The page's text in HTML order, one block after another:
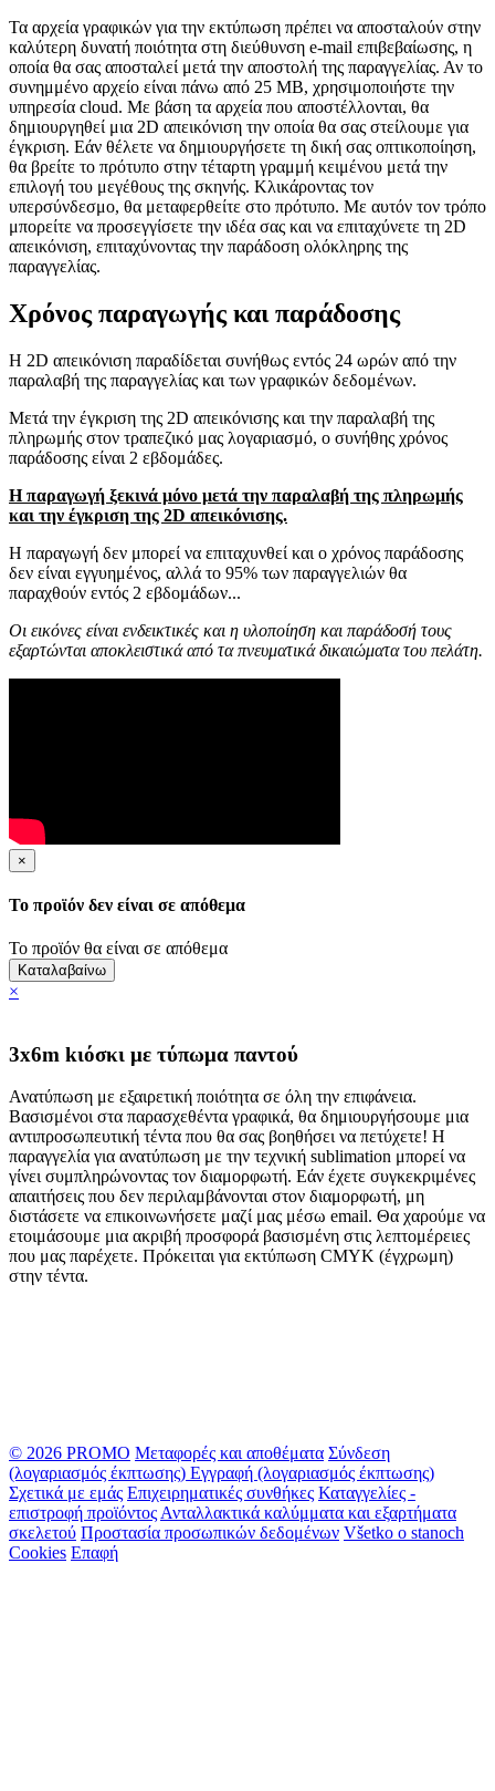
Τα αρχεία γραφικών για την εκτύπωση πρέπει να αποσταλούν στην
καλύτερη δυνατή ποιότητα στη διεύθυνση e-mail επιβεβαίωσης, η
οποία θα σας αποσταλεί μετά την αποστολή της παραγγελίας. Αν το
συνημμένο αρχείο είναι πάνω από 25 MB, χρησιμοποιήστε την
υπηρεσία cloud. Με βάση τα αρχεία που αποστέλλονται, θα
δημιουργηθεί μια 2D απεικόνιση την οποία θα σας στείλουμε για
έγκριση. Εάν θέλετε να δημιουργήσετε τη δική σας οπτικοποίηση,
θα βρείτε το πρότυπο στην τέταρτη γραμμή κειμένου μετά την
επιλογή του μεγέθους της σκηνής. Κλικάροντας τον
υπερσύνδεσμο, θα μεταφερθείτε στο πρότυπο. Με αυτόν τον τρόπο
μπορείτε να προσεγγίσετε την ιδέα σας και να επιταχύνετε τη 2D
απεικόνιση, επιταχύνοντας την παράδοση ολόκληρης της
παραγγελίας.
Χρόνος παραγωγής και παράδοσης
Η 2D απεικόνιση παραδίδεται συνήθως εντός 24 ωρών από την
παραλαβή της παραγγελίας και των γραφικών δεδομένων.
Μετά την έγκριση της 2D απεικόνισης και την παραλαβή της
πληρωμής στον τραπεζικό μας λογαριασμό, ο συνήθης χρόνος
παράδοσης είναι 2 εβδομάδες.
Η παραγωγή ξεκινά μόνο μετά την παραλαβή της πληρωμής
και την έγκριση της 2D απεικόνισης.
Η παραγωγή δεν μπορεί να επιταχυνθεί και ο χρόνος παράδοσης
δεν είναι εγγυημένος, αλλά το 95% των παραγγελιών θα
παραχθούν εντός 2 εβδομάδων...
Οι εικόνες είναι ενδεικτικές και η υλοποίηση και παράδοσή τους
εξαρτώνται αποκλειστικά από τα πνευματικά δικαιώματα του πελάτη.
×
Το προϊόν δεν είναι σε απόθεμα
Το προϊόν θα είναι σε απόθεμα
Καταλαβαίνω
×
3x6m kιόσκι με τύπωμα παντού
Ανατύπωση με εξαιρετική ποιότητα σε όλη την επιφάνεια.
Βασισμένοι στα παρασχεθέντα γραφικά, θα δημιουργήσουμε μια
αντιπροσωπευτική τέντα που θα σας βοηθήσει να πετύχετε! Η
παραγγελία για ανατύπωση με την τεχνική sublimation μπορεί να
γίνει συμπληρώνοντας τον διαμορφωτή. Εάν έχετε συγκεκριμένες
απαιτήσεις που δεν περιλαμβάνονται στον διαμορφωτή, μη
διστάσετε να επικοινωνήσετε μαζί μας μέσω email. Θα χαρούμε να
ετοιμάσουμε μια ακριβή προσφορά βασισμένη στις λεπτομέρειες
που μας παρέχετε. Πρόκειται για εκτύπωση CMYK (έγχρωμη)
στην τέντα.
© 2026 PROMO Μεταφορές και αποθέματα Σύνδεση
(λογαριασμός έκπτωσης) Εγγραφή (λογαριασμός έκπτωσης)
Σχετικά με εμάς Επιχειρηματικές συνθήκες Καταγγελίες -
επιστροφή προϊόντοςΑνταλλακτικά καλύμματα και εξαρτήματα
σκελετού Προστασία προσωπικών δεδομένων Všetko o stanoch
Cookies Επαφή